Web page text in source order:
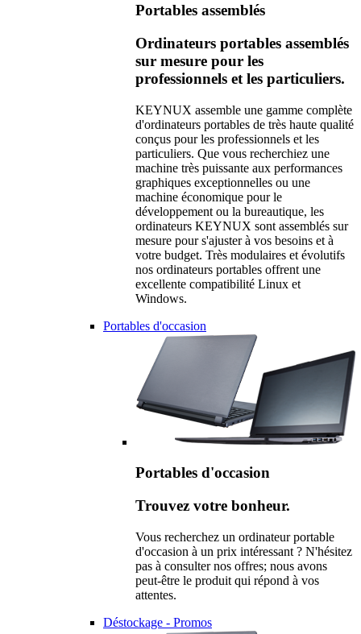
Portables assemblés
Ordinateurs portables assemblés
sur mesure pour les
professionnels et les particuliers.
KEYNUX assemble une gamme complète
d'ordinateurs portables de très haute qualité
conçus pour les professionnels et les
particuliers. Que vous recherchiez une
machine très puissante aux performances
graphiques exceptionnelles ou une
machine économique pour le
développement ou la bureautique, les
ordinateurs KEYNUX sont assemblés sur
mesure pour s'ajuster à vos besoins et à
votre budget. Très modulaires et évolutifs
nos ordinateurs portables offrent une
excellente compatibilité Linux et
Windows.
Portables d'occasion
Portables d'occasion
Trouvez votre bonheur.
Vous recherchez un ordinateur portable
d'occasion à un prix intéressant ? N'hésitez
pas à consulter nos offres; nous avons
peut-être le produit qui répond à vos
attentes.
Déstockage - Promos